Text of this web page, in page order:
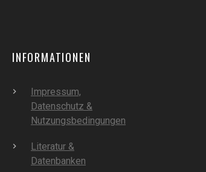
INFORMATIONEN
Impressum,
Datenschutz &
Nutzungsbedingungen
Literatur &
Datenbanken